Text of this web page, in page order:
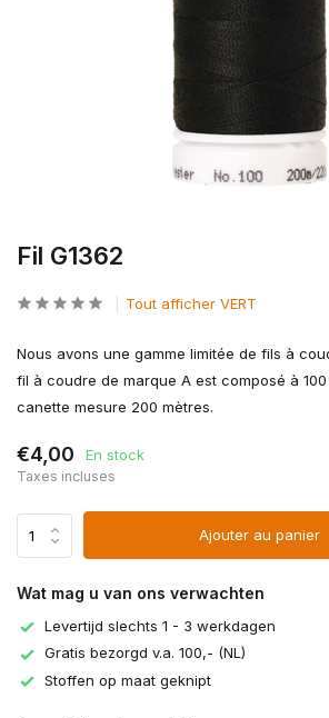
Fil G1362
Tout afficher VERT
Nous avons une gamme limitée de fils à
fil à coudre de marque A est composé à
canette mesure 200 mètres.
€4,00 En stock
Taxes incluses
Ajouter au panier
Wat mag u van ons verwachten
Levertijd slechts 1 - 3 werkdagen
Gratis bezorgd v.a. 100,- (NL)
Stoffen op maat geknipt